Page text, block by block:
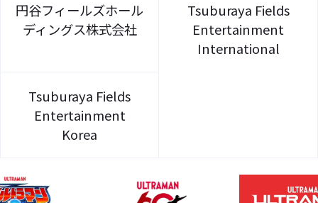
円谷フィールズホール
ディングス株式会社
Tsuburaya Fields
Entertainment
International
Tsuburaya Fields
Entertainment
Korea